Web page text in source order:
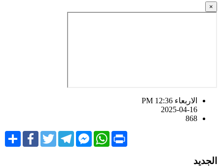
الاربعاء PM 12:36
2025-04-16
868
ShareFacebookTwitterTelegramFacebook
Messenger
WhatsApp Print